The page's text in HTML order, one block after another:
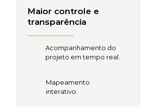
Maior controle e
transparência
Acompanhamento do
projeto em tempo real.
Mapeamento
interativo.